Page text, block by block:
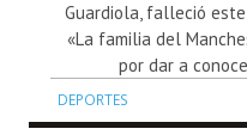
Guardiola, falleció
«La familia del
por dar a
DEPORTES